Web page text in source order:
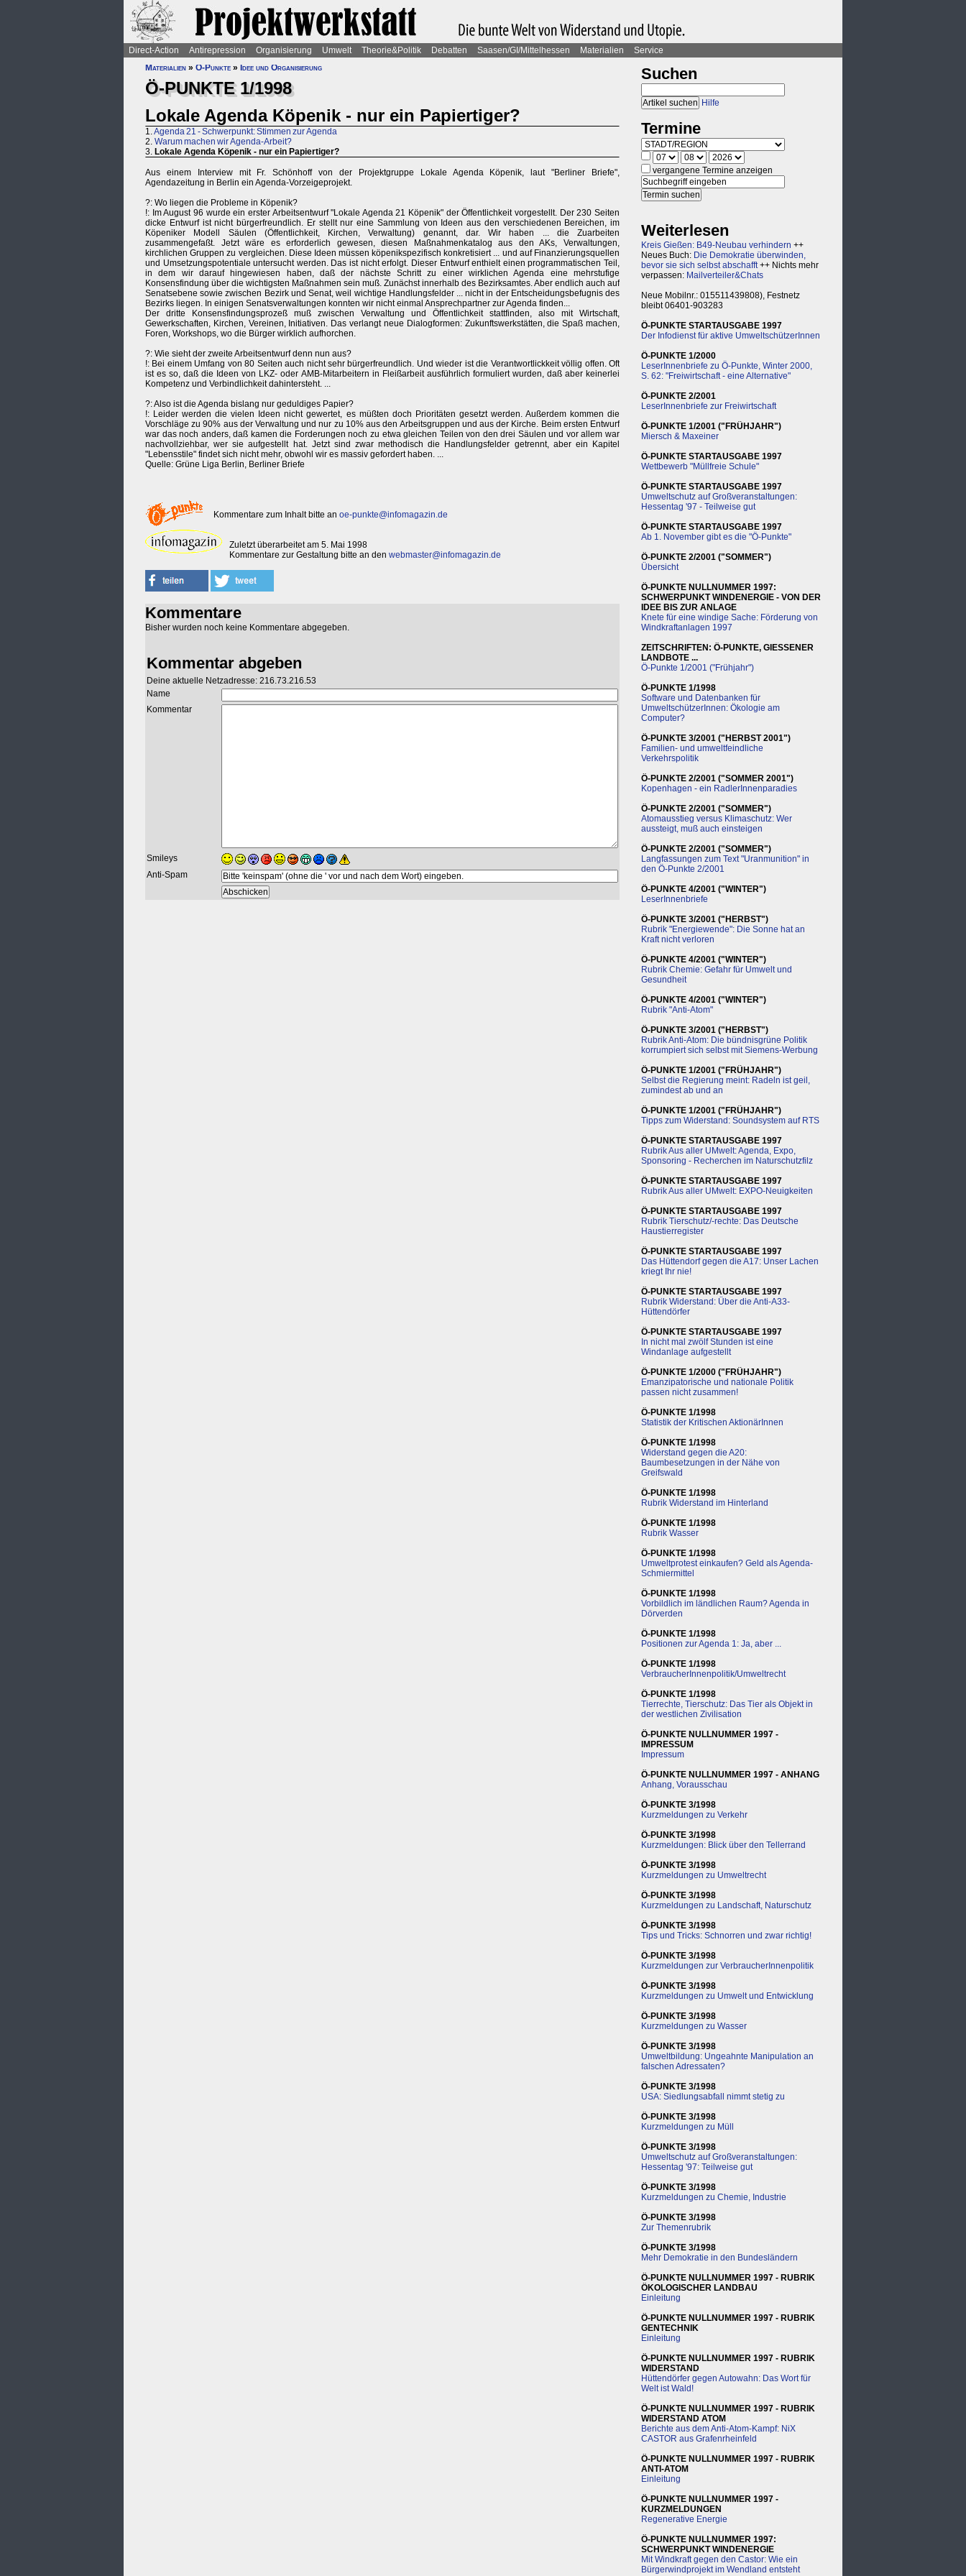
Direct-Action Antirepression Organisierung Umwelt Theorie&Politik Debatten Saasen/GI/Mittelhessen Materialien
Service
Materialien » Ö-Punkte » Idee und Organisierung
Ö-PUNKTE 1/1998
Lokale Agenda Köpenik - nur ein Papiertiger?
1.Agenda 21 - Schwerpunkt: Stimmen zur Agenda
2. Warum machen wir Agenda-Arbeit?
3. Lokale Agenda Köpenik - nur ein Papiertiger?
Aus einem Interview mit Fr. Schönhoff von der Projektgruppe Lokale Agenda Köpenik, laut "Berliner Briefe",
Agendazeitung in Berlin ein Agenda-Vorzeigeprojekt.
?: Wo liegen die Probleme in Köpenik?
!: Im August 96 wurde ein erster Arbeitsentwurf "Lokale Agenda 21 Köpenik" der Öffentlichkeit vorgestellt. Der 230 Seiten
dicke Entwurf ist nicht bürgerfreundlich. Er stellt nur eine Sammlung von Ideen aus den verschiedenen Bereichen, im
Köpeniker Modell Säulen (Öffentlichkeit, Kirchen, Verwaltung) genannt, dar. Wir haben ... die Zuarbeiten
zusammengefaßt. Jetzt wäre es erforderlich gewesen, diesen Maßnahmenkatalog aus den AKs, Verwaltungen,
kirchlichen Gruppen zu vergleichen. Diese Ideen müssen köpenikspezifisch konkretisiert ... und auf Finanzierungsquellen
und Umsetzungspotentiale untersucht werden. Das ist nicht erfolgt. Dieser Entwurf enthielt einen programmatischen Teil,
in dem wir darauf hingewiesen haben, daß der nächste Schritt zu einer wirklichen Agenda eine mehrstufige
Konsensfindung über die wichtigsten Maßnahmen sein muß. Zunächst innerhalb des Bezirksamtes. Aber endlich auch auf
Senatsebene sowie zwischen Bezirk und Senat, weil wichtige Handlungsfelder ... nicht in der Entscheidungsbefugnis des
Bezirks liegen. In einigen Senatsverwaltungen konnten wir nicht einmal Ansprechpartner zur Agenda finden...
Der dritte Konsensfindungsprozeß muß zwischen Verwaltung und Öffentlichkeit stattfinden, also mit Wirtschaft,
Gewerkschaften, Kirchen, Vereinen, Initiativen. Das verlangt neue Dialogformen: Zukunftswerkstätten, die Spaß machen,
Foren, Workshops, wo die Bürger wirklich aufhorchen.
?: Wie sieht der zweite Arbeitsentwurf denn nun aus?
!: Bei einem Umfang von 80 Seiten auch nicht sehr bürgerfreundlich. Und wieder ist die Verantwortlickkeit völlig offen. Oft
ist es so, daß die Ideen von LKZ- oder AMB-Mitarbeitern in Fleißarbeit ausführlich formuliert wurden, daß aber keinerlei
Kompetenz und Verbindlichkeit dahintersteht. ...
?: Also ist die Agenda bislang nur geduldiges Papier?
!: Leider werden die vielen Ideen nicht gewertet, es müßten doch Prioritäten gesetzt werden. Außerdem kommen die
Vorschläge zu 90% aus der Verwaltung und nur zu 10% aus den Arbeitsgruppen und aus der Kirche. Beim ersten Entwurf
war das noch anders, daß kamen die Forderungen noch zu etwa gleichen Teilen von den drei Säulen und vor allem war
nachvollziehbar, wer sie aufgestellt hat. Jetzt sind zwar methodisch die Handlungsfelder getrennt, aber ein Kapitel
"Lebensstile" findet sich nicht mehr, obwohl wir es massiv gefordert haben. ...
Quelle: Grüne Liga Berlin, Berliner Briefe
Kommentare zum Inhalt bitte an oe-punkte@infomagazin.de
Zuletzt überarbeitet am 5. Mai 1998
Kommentare zur Gestaltung bitte an den webmaster@infomagazin.de
Kommentare
Bisher wurden noch keine Kommentare abgegeben.
Kommentar abgeben
Deine aktuelle Netzadresse: 216.73.216.53
Name
Kommentar
Smileys
Anti-Spam
Suchen
Hilfe
Termine
vergangene Termine anzeigen
Weiterlesen
Kreis Gießen: B49-Neubau verhindern ++
Neues Buch: Die Demokratie überwinden,
bevor sie sich selbst abschafft++ Nichts mehr
verpassen: Mailverteiler&Chats
Neue Mobilnr.: 015511439808), Festnetz
bleibt 06401-903283
Ö-PUNKTE STARTAUSGABE 1997
Der Infodienst für aktive UmweltschützerInnen
Ö-PUNKTE 1/2000
LeserInnenbriefe zu Ö-Punkte, Winter 2000,
S. 62: "Freiwirtschaft - eine Alternative"
Ö-PUNKTE 2/2001
LeserInnenbriefe zur Freiwirtschaft
Ö-PUNKTE 1/2001 ("FRÜHJAHR")
Miersch & Maxeiner
Ö-PUNKTE STARTAUSGABE 1997
Wettbewerb "Müllfreie Schule"
Ö-PUNKTE STARTAUSGABE 1997
Umweltschutz auf Großveranstaltungen:
Hessentag '97 - Teilweise gut
Ö-PUNKTE STARTAUSGABE 1997
Ab 1. November gibt es die "Ö-Punkte"
Ö-PUNKTE 2/2001 ("SOMMER")
Übersicht
Ö-PUNKTE NULLNUMMER 1997:
SCHWERPUNKT WINDENERGIE - VON DER
IDEE BIS ZUR ANLAGE
Knete für eine windige Sache: Förderung von
Windkraftanlagen 1997
ZEITSCHRIFTEN: Ö-PUNKTE, GIESSENER
LANDBOTE ...
Ö-Punkte 1/2001 ("Frühjahr")
Ö-PUNKTE 1/1998
Software und Datenbanken für
UmweltschützerInnen: Ökologie am
Computer?
Ö-PUNKTE 3/2001 ("HERBST 2001")
Familien- und umweltfeindliche
Verkehrspolitik
Ö-PUNKTE 2/2001 ("SOMMER 2001")
Kopenhagen - ein RadlerInnenparadies
Ö-PUNKTE 2/2001 ("SOMMER")
Atomausstieg versus Klimaschutz: Wer
aussteigt, muß auch einsteigen
Ö-PUNKTE 2/2001 ("SOMMER")
Langfassungen zum Text "Uranmunition" in
den Ö-Punkte 2/2001
Ö-PUNKTE 4/2001 ("WINTER")
LeserInnenbriefe
Ö-PUNKTE 3/2001 ("HERBST")
Rubrik "Energiewende": Die Sonne hat an
Kraft nicht verloren
Ö-PUNKTE 4/2001 ("WINTER")
Rubrik Chemie: Gefahr für Umwelt und
Gesundheit
Ö-PUNKTE 4/2001 ("WINTER")
Rubrik "Anti-Atom"
Ö-PUNKTE 3/2001 ("HERBST")
Rubrik Anti-Atom: Die bündnisgrüne Politik
korrumpiert sich selbst mit Siemens-Werbung
Ö-PUNKTE 1/2001 ("FRÜHJAHR")
Selbst die Regierung meint: Radeln ist geil,
zumindest ab und an
Ö-PUNKTE 1/2001 ("FRÜHJAHR")
Tipps zum Widerstand: Soundsystem auf RTS
Ö-PUNKTE STARTAUSGABE 1997
Rubrik Aus aller UMwelt: Agenda, Expo,
Sponsoring - Recherchen im Naturschutzfilz
Ö-PUNKTE STARTAUSGABE 1997
Rubrik Aus aller UMwelt: EXPO-Neuigkeiten
Ö-PUNKTE STARTAUSGABE 1997
Rubrik Tierschutz/-rechte: Das Deutsche
Haustierregister
Ö-PUNKTE STARTAUSGABE 1997
Das Hüttendorf gegen die A17: Unser Lachen
kriegt Ihr nie!
Ö-PUNKTE STARTAUSGABE 1997
Rubrik Widerstand: Über die Anti-A33-
Hüttendörfer
Ö-PUNKTE STARTAUSGABE 1997
In nicht mal zwölf Stunden ist eine
Windanlage aufgestellt
Ö-PUNKTE 1/2000 ("FRÜHJAHR")
Emanzipatorische und nationale Politik
passen nicht zusammen!
Ö-PUNKTE 1/1998
Statistik der Kritischen AktionärInnen
Ö-PUNKTE 1/1998
Widerstand gegen die A20:
Baumbesetzungen in der Nähe von
Greifswald
Ö-PUNKTE 1/1998
Rubrik Widerstand im Hinterland
Ö-PUNKTE 1/1998
Rubrik Wasser
Ö-PUNKTE 1/1998
Umweltprotest einkaufen? Geld als Agenda-
Schmiermittel
Ö-PUNKTE 1/1998
Vorbildlich im ländlichen Raum? Agenda in
Dörverden
Ö-PUNKTE 1/1998
Positionen zur Agenda 1: Ja, aber ...
Ö-PUNKTE 1/1998
VerbraucherInnenpolitik/Umweltrecht
Ö-PUNKTE 1/1998
Tierrechte, Tierschutz: Das Tier als Objekt in
der westlichen Zivilisation
Ö-PUNKTE NULLNUMMER 1997 -
IMPRESSUM
Impressum
Ö-PUNKTE NULLNUMMER 1997 - ANHANG
Anhang, Vorausschau
Ö-PUNKTE 3/1998
Kurzmeldungen zu Verkehr
Ö-PUNKTE 3/1998
Kurzmeldungen: Blick über den Tellerrand
Ö-PUNKTE 3/1998
Kurzmeldungen zu Umweltrecht
Ö-PUNKTE 3/1998
Kurzmeldungen zu Landschaft, Naturschutz
Ö-PUNKTE 3/1998
Tips und Tricks: Schnorren und zwar richtig!
Ö-PUNKTE 3/1998
Kurzmeldungen zur VerbraucherInnenpolitik
Ö-PUNKTE 3/1998
Kurzmeldungen zu Umwelt und Entwicklung
Ö-PUNKTE 3/1998
Kurzmeldungen zu Wasser
Ö-PUNKTE 3/1998
Umweltbildung: Ungeahnte Manipulation an
falschen Adressaten?
Ö-PUNKTE 3/1998
USA: Siedlungsabfall nimmt stetig zu
Ö-PUNKTE 3/1998
Kurzmeldungen zu Müll
Ö-PUNKTE 3/1998
Umweltschutz auf Großveranstaltungen:
Hessentag '97: Teilweise gut
Ö-PUNKTE 3/1998
Kurzmeldungen zu Chemie, Industrie
Ö-PUNKTE 3/1998
Zur Themenrubrik
Ö-PUNKTE 3/1998
Mehr Demokratie in den Bundesländern
Ö-PUNKTE NULLNUMMER 1997 - RUBRIK
ÖKOLOGISCHER LANDBAU
Einleitung
Ö-PUNKTE NULLNUMMER 1997 - RUBRIK
GENTECHNIK
Einleitung
Ö-PUNKTE NULLNUMMER 1997 - RUBRIK
WIDERSTAND
Hüttendörfer gegen Autowahn: Das Wort für
Welt ist Wald!
Ö-PUNKTE NULLNUMMER 1997 - RUBRIK
WIDERSTAND ATOM
Berichte aus dem Anti-Atom-Kampf: NiX
CASTOR aus Grafenrheinfeld
Ö-PUNKTE NULLNUMMER 1997 - RUBRIK
ANTI-ATOM
Einleitung
Ö-PUNKTE NULLNUMMER 1997 -
KURZMELDUNGEN
Regenerative Energie
Ö-PUNKTE NULLNUMMER 1997:
SCHWERPUNKT WINDENERGIE
Mit Windkraft gegen den Castor: Wie ein
Bürgerwindprojekt im Wendland entsteht